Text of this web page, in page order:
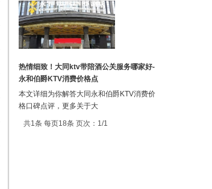
热情细致！大同ktv带陪酒公关服务哪家好-
永和伯爵KTV消费价格点
本文详细为你解答大同永和伯爵KTV消费价
格口碑点评，更多关于大
共1条 每页18条 页次：1/1